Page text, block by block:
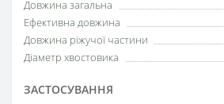
Довжина загальна
Ефективна довжина
Довжина ріжучої частини
Діаметр хвостовика
ЗАСТОСУВАННЯ